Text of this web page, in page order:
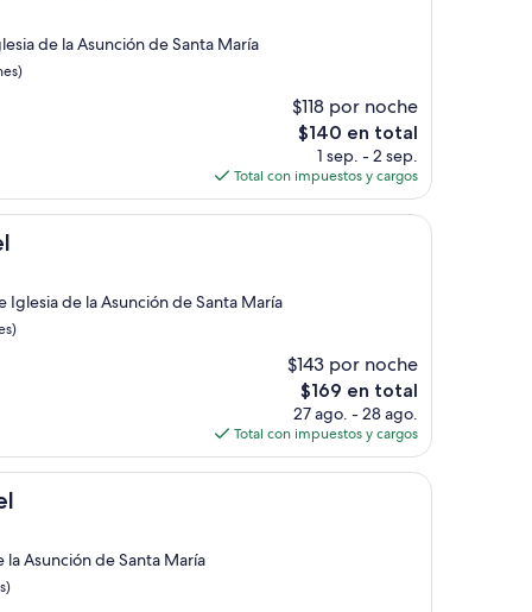
de la Asunción de Santa María
$118 por noche
El
precio
actual
es
de
$140 en total
1 sep. - 2 sep.
Total con impuestos y cargos
de la Asunción de Santa María
$143 por noche
El
precio
actual
es
de
$169 en total
27 ago. - 28 ago.
Total con impuestos y cargos
Asunción de Santa María